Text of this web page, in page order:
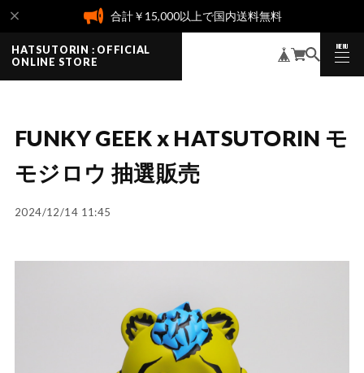
合計￥15,000以上で国内送料無料
HATSUTORIN : OFFICIAL
ONLINE STORE
MENU
CLOSE
FUNKY GEEK x HATSUTORIN モ
モジロウ 抽選販売
2024/12/14 11:45